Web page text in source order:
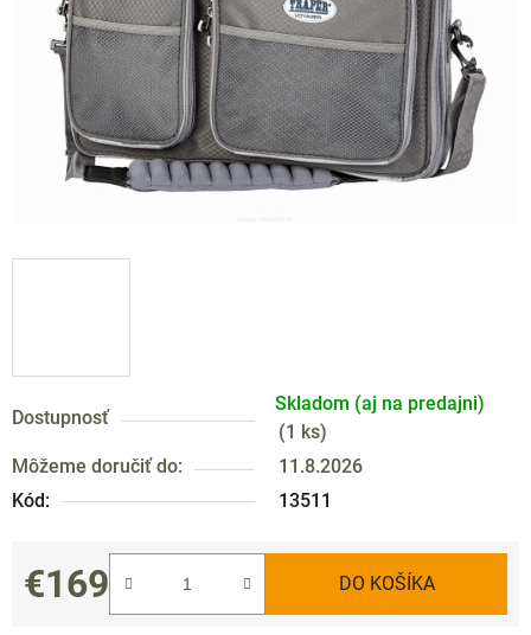
Dostupnosť
Skladom (aj na predajni)
(1 ks)
Môžeme doručiť do:
11.8.2026
Kód:
13511
€169
Jednotková cena:
DO KOŠÍKA
hviezdičiek.